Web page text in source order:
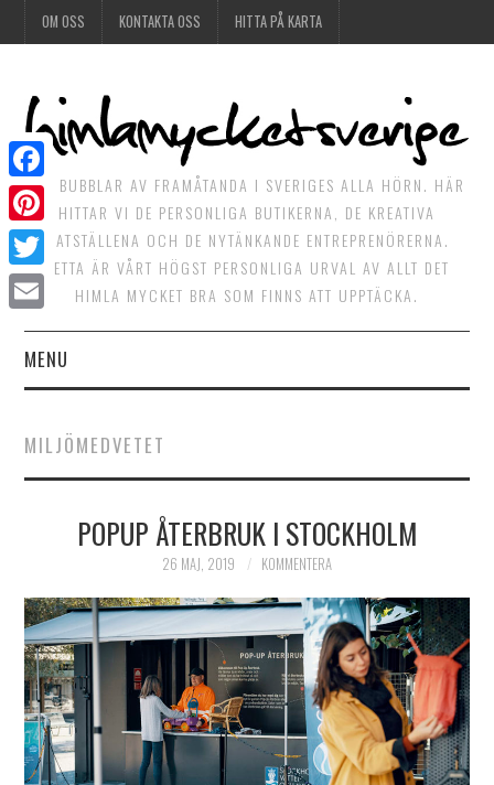
OM OSS KONTAKTA OSS HITTA PÅ KARTA
DET BUBBLAR AV FRAMÅTANDA I SVERIGES ALLA HÖRN. HÄR
HITTAR VI DE PERSONLIGA BUTIKERNA, DE KREATIVA
MATSTÄLLENA OCH DE NYTÄNKANDE ENTREPRENÖRERNA.
DETTA ÄR VÅRT HÖGST PERSONLIGA URVAL AV ALLT DET
HIMLA MYCKET BRA SOM FINNS ATT UPPTÄCKA.
MENU
HIMLAGRÖNT
HIMLAMYSIGT
VI MÖTER
VI SPANAR PÅ
MILJÖMEDVETET
POPUP ÅTERBRUK I STOCKHOLM
26 MAJ, 2019 KOMMENTERA
Facebook
Pinterest
Twitter
Email